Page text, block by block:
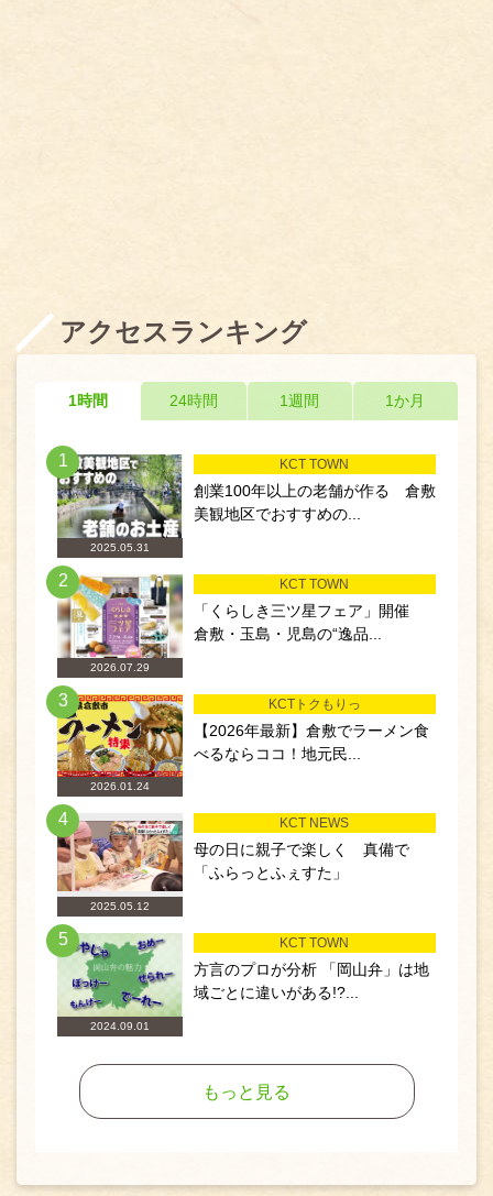
アクセスランキング
1時間 24時間 1週間 1か月
1
2025.05.31
KCT TOWN
創業100年以上の老舗が作る 倉敷
美観地区でおすすめの...
2
2026.07.29
KCT TOWN
「くらしき三ツ星フェア」開催
倉敷・玉島・児島の“逸品...
3
2026.01.24
KCTトクもりっ
【2026年最新】倉敷でラーメン食
べるならココ！地元民...
4
2025.05.12
KCT NEWS
母の日に親子で楽しく 真備で
「ふらっとふぇすた」
5
2024.09.01
KCT TOWN
方言のプロが分析 「岡山弁」は地
域ごとに違いがある!?...
もっと見る